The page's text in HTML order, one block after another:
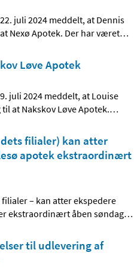
juli 2024 meddelt, at Dennis
Nexø Apotek. Der har været…
Løve Apotek
juli 2024 meddelt, at Louise
at Nakskov Løve Apotek.…
filialer) kan atter
apotek ekstraordinært
– kan atter ekspedere
ekstraordinært åben søndag…
til udlevering af